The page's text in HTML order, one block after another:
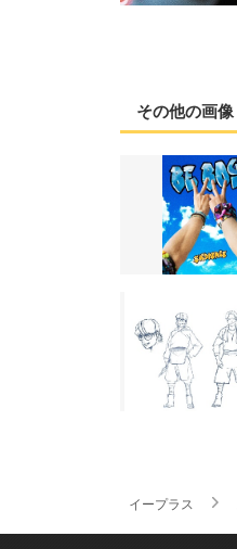
その他の画像
イープラス